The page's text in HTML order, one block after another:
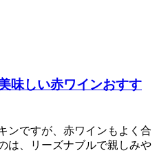
味しい赤ワインおすす
ンですが、赤ワインもよく合
は、リーズナブルで親しみや